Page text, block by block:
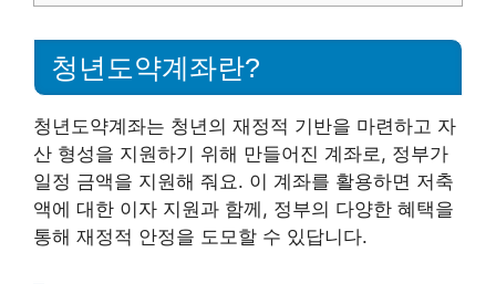
청년도약계좌란?
청년도약계좌는 청년의 재정적 기반을 마련하고 자
산 형성을 지원하기 위해 만들어진 계좌로, 정부가
일정 금액을 지원해 줘요. 이 계좌를 활용하면 저축
액에 대한 이자 지원과 함께, 정부의 다양한 혜택을
통해 재정적 안정을 도모할 수 있답니다.